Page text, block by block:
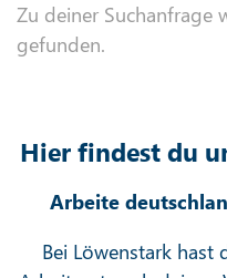
Zu deiner Suchanfrage
gefunden.
Hier findest du
Arbeite
Bei Löwenstark hast